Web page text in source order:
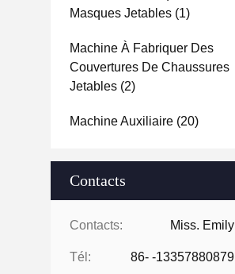
Masques Jetables (1)
Machine À Fabriquer Des
Couvertures De Chaussures
Jetables (2)
Machine Auxiliaire (20)
Contacts
Contacts: Miss. Emily
Tél: 86- -13357880879